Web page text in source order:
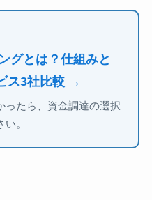
グとは？仕組みと
ス3社比較 →
ったら、資金調達の選択
。